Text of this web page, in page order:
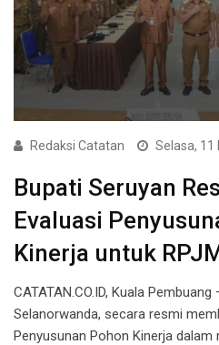
Redaksi Catatan Selasa, 11
Bupati Seruyan
Evaluasi
Kinerja untuk
CATATAN.CO.ID, Kuala
Selanorwanda, secara resmi
Penyusunan Pohon Kinerja dalam